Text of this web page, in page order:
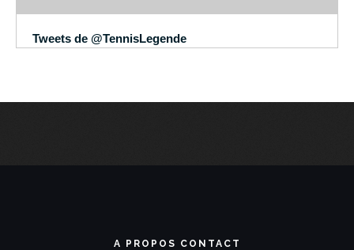
Tweets de @TennisLegende
A PROPOS CONTACT